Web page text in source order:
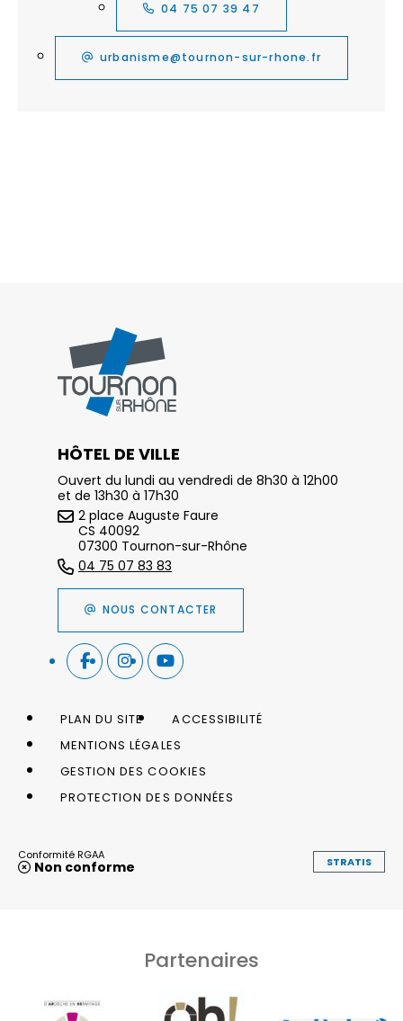
04 75 07 39 47
urbanisme@tournon-sur-rhone.fr
HÔTEL DE VILLE
Ouvert du lundi au vendredi de 8h30 à 12h00
et de 13h30 à 17h30
2 place Auguste Faure
CS 40092
07300 Tournon-sur-Rhône
04 75 07 83 83
NOUS CONTACTER
PLAN DU SITE
ACCESSIBILITÉ
MENTIONS LÉGALES
GESTION DES COOKIES
PROTECTION DES DONNÉES
Conformité RGAA
Non conforme STRATIS
Partenaires